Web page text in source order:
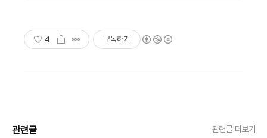
4 구독하기
관련글 관련글 더보기